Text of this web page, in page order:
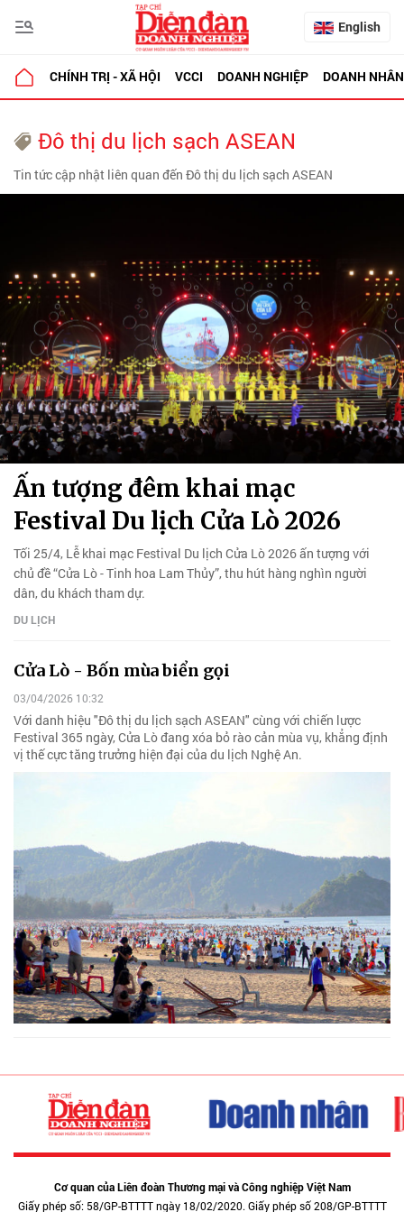
English
CHÍNH TRỊ - XÃ HỘI VCCI DOANH NGHIỆP DOANH NHÂN
Đô thị du lịch sạch ASEAN
Tin tức cập nhật liên quan đến Đô thị du lịch sạch ASEAN
Ấn tượng đêm khai mạc
Festival Du lịch Cửa Lò 2026
Tối 25/4, Lễ khai mạc Festival Du lịch Cửa Lò 2026 ấn tượng với
chủ đề “Cửa Lò - Tinh hoa Lam Thủy”, thu hút hàng nghìn người
dân, du khách tham dự.
DU LỊCH
Cửa Lò - Bốn mùa biển gọi
03/04/2026 10:32
Với danh hiệu "Đô thị du lịch sạch ASEAN" cùng với chiến lược
Festival 365 ngày, Cửa Lò đang xóa bỏ rào cản mùa vụ, khẳng định
vị thế cực tăng trưởng hiện đại của du lịch Nghệ An.
Cơ quan của Liên đoàn Thương mại và Công nghiệp Việt Nam
Giấy phép số: 58/GP-BTTTT ngày 18/02/2020. Giấy phép số 208/GP-BTTTT